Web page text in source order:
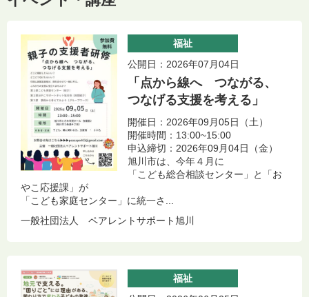
福祉
公開日：2026年07月04日
「点から線へ つながる、
つなげる支援を考える」
開催日：2026年09月05日（土）
開催時間：13:00~15:00
申込締切：2026年09月04日（金）
旭川市は、今年４月に
「こども総合相談センター」と「お
やこ応援課」が
「こども家庭センター」に統一さ...
一般社団法人 ペアレントサポート旭川
福祉